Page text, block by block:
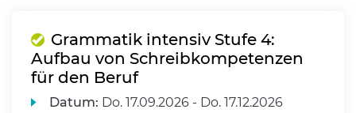
Grammatik intensiv Stufe 4:
Aufbau von Schreibkompetenzen
für den Beruf
Datum: Do. 17.09.2026 - Do. 17.12.2026